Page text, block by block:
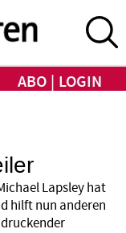
ABO LOGIN
Lapsley hat
hilft nun anderen